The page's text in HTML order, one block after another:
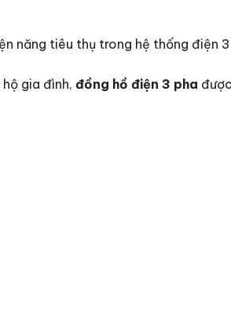
năng tiêu thụ trong hệ thống điện
gia đình, đồng hồ điện 3 pha